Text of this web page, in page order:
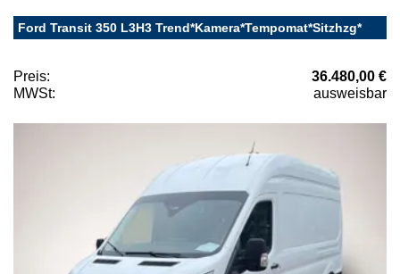
Ford Transit 350 L3H3 Trend*Kamera*Tempomat*Sitzhzg*
Preis:
36.480,00 €
MWSt:
ausweisbar